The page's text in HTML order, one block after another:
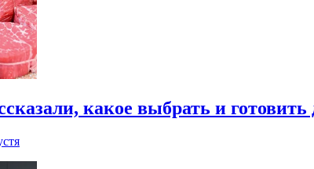
какое выбрать и готовить